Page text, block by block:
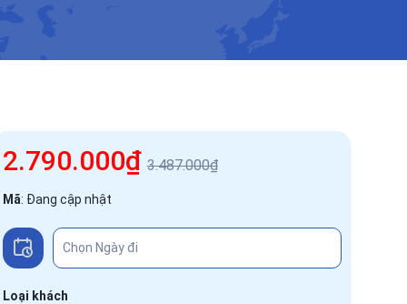
2.790.000₫3.487.000₫
Mã: Đang cập nhật
Loại khách